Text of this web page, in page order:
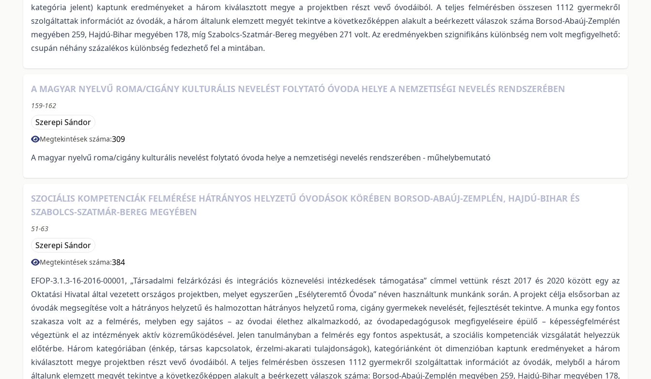
kategória jelent) kaptunk eredményeket a három kiválasztott megye a projektben részt vevő óvodáiból. A teljes felmérésben összesen 1112 gyermekről
szolgáltattak információt az óvodák, a három általunk elemzett megyét tekintve a következőképpen alakult a beérkezett válaszok száma Borsod-Abaúj-Zemplén
megyében 259, Hajdú-Bihar megyében 178, míg Szabolcs-Szatmár-Bereg megyében 271 volt. Az eredményekben szignifikáns különbség nem volt megfigyelhető:
csupán néhány százalékos különbség fedezhető fel a mintában.
A MAGYAR NYELVŰ ROMA/CIGÁNY KULTURÁLIS NEVELÉST FOLYTATÓ ÓVODA HELYE A NEMZETISÉGI NEVELÉS RENDSZERÉBEN
159-162
Szerepi Sándor
Megtekintések száma:309
A magyar nyelvű roma/cigány kulturális nevelést folytató óvoda helye a nemzetiségi nevelés rendszerében - műhelybemutató
SZOCIÁLIS KOMPETENCIÁK FELMÉRÉSE HÁTRÁNYOS HELYZETŰ ÓVODÁSOK KÖRÉBEN BORSOD-ABAÚJ-ZEMPLÉN, HAJDÚ-BIHAR ÉS
SZABOLCS-SZATMÁR-BEREG MEGYÉBEN
51-63
Szerepi Sándor
Megtekintések száma:384
EFOP-3.1.3-16-2016-00001, „Társadalmi felzárkózási és integrációs köznevelési intézkedések támogatása” címmel vettünk részt 2017 és 2020 között egy az
Oktatási Hivatal által vezetett országos projektben, melyet egyszerűen „Esélyteremtő Óvoda” néven használtunk munkánk során. A projekt célja elsősorban az
óvodák megsegítése volt a hátrányos helyzetű és halmozottan hátrányos helyzetű roma, cigány gyermekek nevelését, fejlesztését tekintve. A munka egy fontos
szakasza volt az a felmérés, melyben egy sajátos – az óvodai élethez alkalmazkodó, az óvodapedagógusok megfigyeléseire épülő – képességfelmérést
végeztünk el az intézmények aktív közreműködésével. Jelen tanulmányban a felmérés egy fontos aspektusát, a szociális kompetenciák vizsgálatát helyezzük
előtérbe. Három kategóriában (énkép, társas kapcsolatok, érzelmi-akarati tulajdonságok), kategóriánként öt dimenzióban kaptunk eredményeket a három
kiválasztott megye projektben részt vevő óvodáiból. A teljes felmérésben összesen 1112 gyermekről szolgáltattak információt az óvodák, melyből a három
általunk elemzett megyét tekintve a következőképpen alakult a beérkezett válaszok száma: Borsod-Abaúj-Zemplén megyében 259, Hajdú-Bihar megyében 178,